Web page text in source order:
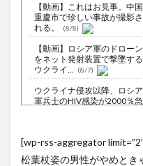
【動画】これはお見事。中国
重慶市で珍しい事故が撮影さ
れる。
(8/8)
【動画】ロシア軍のドローン
をネット発射装置で撃墜する
ウクライ...
(8/7)
ウクライナ侵攻以降、ロシア
軍兵士のHIV感染が2000％急
80周年…「平和の価値をより
堅固に...
(8/5)
[wp-rss-aggregator
松葉杖姿の男性がやめとき